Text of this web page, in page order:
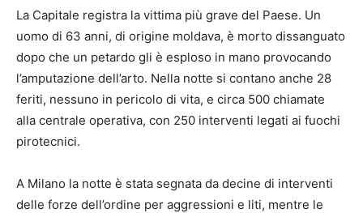
La Capitale registra la vittima più grave del Paese. Un
uomo di 63 anni, di origine moldava, è morto dissanguato
dopo che un petardo gli è esploso in mano provocando
l’amputazione dell’arto. Nella notte si contano anche 28
feriti, nessuno in pericolo di vita, e circa 500 chiamate
alla centrale operativa, con 250 interventi legati ai fuochi
pirotecnici.
A Milano la notte è stata segnata da decine di interventi
delle forze dell’ordine per aggressioni e liti, mentre le